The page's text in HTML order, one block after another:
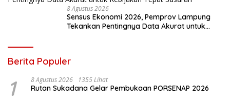
8 Agustus 2026
Sensus Ekonomi 2026, Pemprov Lampung
Tekankan Pentingnya Data Akurat untuk
Berita Populer
1 8 Agustus 2026 1355 Lihat
Rutan Sukadana Gelar Pembukaan PORSENAP 2026